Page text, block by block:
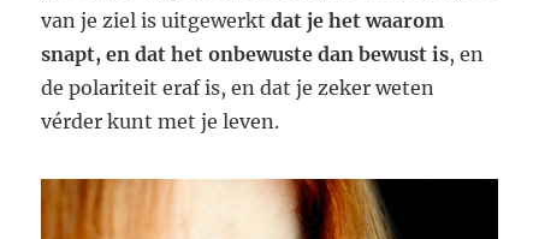
van je ziel is uitgewerktdat je het waarom
snapt, en dat het onbewuste dan bewust is, en
de polariteit eraf is, en dat je zeker weten
vérder kunt met je leven.